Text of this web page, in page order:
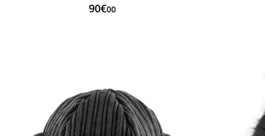
90€00